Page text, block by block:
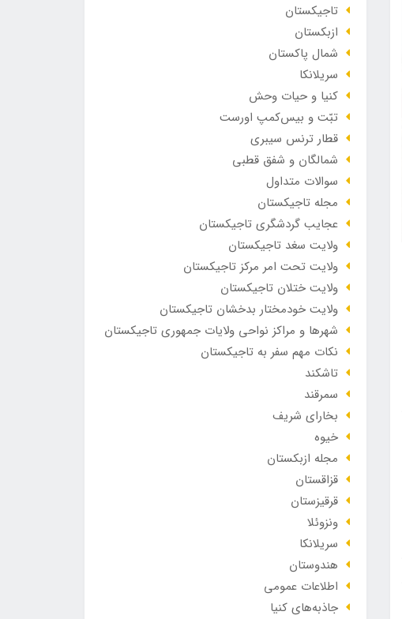
تاجیکستان
ازبکستان
شمال پاکستان
سریلانکا
کنیا و حیات وحش
تبّت و بیس‌کمپ اورست
قطار ترنس سیبری
شمالگان و شفق قطبی
سوالات متداول
مجله تاجیکستان
عجایب گردشگری تاجیکستان
ولایت سغد تاجیکستان
ولایت تحت امر مرکز تاجیکستان
ولایت ختلان تاجیکستان
ولایت خودمختار بدخشان تاجیکستان
شهرها و مراکز نواحی ولایات جمهوری تاجیکستان
نکات مهم سفر به تاجیکستان
تاشکند
سمرقند
بخارای شریف
خیوه
مجله ازبکستان
قزاقستان
قرقیزستان
ونزوئلا
سریلانکا
هندوستان
اطلاعات عمومی
جاذبه‌های کنیا